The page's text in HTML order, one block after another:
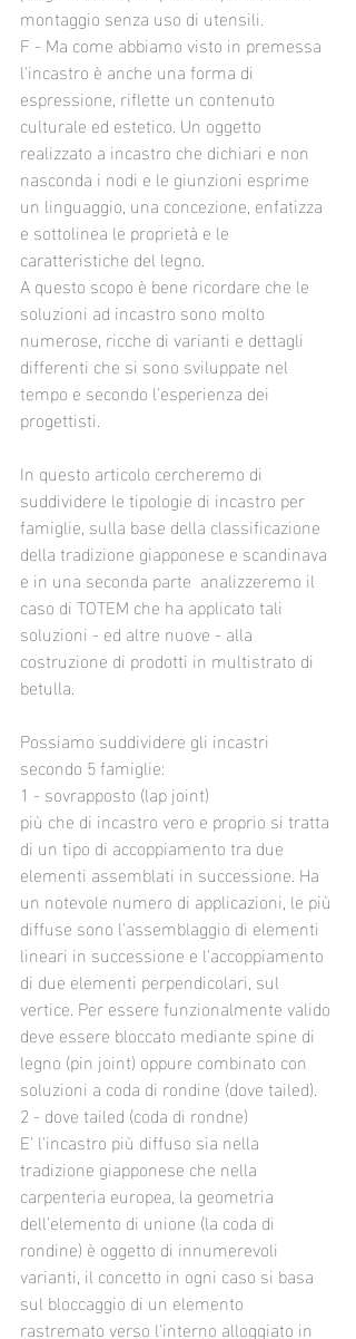
montaggio senza uso di utensili.
F - Ma come abbiamo visto in premessa
l'incastro è anche una forma di
espressione, riflette un contenuto
culturale ed estetico. Un oggetto
realizzato a incastro che dichiari e non
nasconda i nodi e le giunzioni esprime
un linguaggio, una concezione, enfatizza
e sottolinea le proprietà e le
caratteristiche del legno.
A questo scopo è bene ricordare che le
soluzioni ad incastro sono molto
numerose, ricche di varianti e dettagli
differenti che si sono sviluppate nel
tempo e secondo l'esperienza dei
progettisti.
In questo articolo cercheremo di
suddividere le tipologie di incastro per
famiglie, sulla base della classificazione
della tradizione giapponese e scandinava
e in una seconda parte  analizzeremo il
caso di TOTEM che ha applicato tali
soluzioni - ed altre nuove - alla
costruzione di prodotti in multistrato di
betulla.
Possiamo suddividere gli incastri
secondo 5 famiglie:
1 - sovrapposto (lap joint)
più che di incastro vero e proprio si tratta
di un tipo di accoppiamento tra due
elementi assemblati in successione. Ha
un notevole numero di applicazioni, le più
diffuse sono l'assemblaggio di elementi
lineari in successione e l'accoppiamento
di due elementi perpendicolari, sul
vertice. Per essere funzionalmente valido
deve essere bloccato mediante spine di
legno (pin joint) oppure combinato con
soluzioni a coda di rondine (dove tailed).
2 - dove tailed (coda di rondne)
E' l'incastro più diffuso sia nella
tradizione giapponese che nella
carpenteria europea, la geometria
dell'elemento di unione (la coda di
rondine) è oggetto di innumerevoli
varianti, il concetto in ogni caso si basa
sul bloccaggio di un elemento
rastremato verso l'interno alloggiato in